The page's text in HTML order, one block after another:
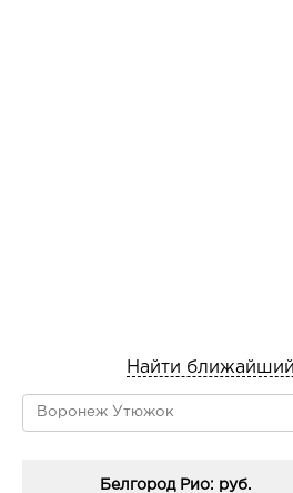
Найти ближайший
Белгород Рио: руб.